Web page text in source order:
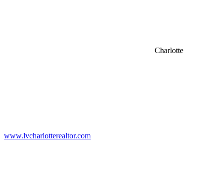
Charlotte
www.lvcharlotterealtor.com